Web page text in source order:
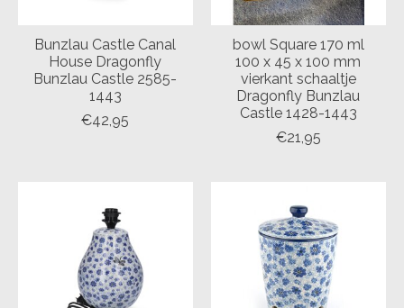
Bunzlau Castle Canal
House Dragonfly
Bunzlau Castle 2585-
1443
€42,95
bowl Square 170 ml
100 x 45 x 100 mm
vierkant schaaltje
Dragonfly Bunzlau
Castle 1428-1443
€21,95